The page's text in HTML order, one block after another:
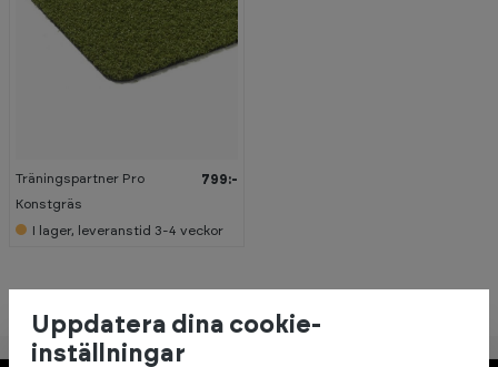
Träningspartner Pro
Konstgräs
799:-
I lager, leveranstid 3-4 veckor
Uppdatera dina cookie-
inställningar